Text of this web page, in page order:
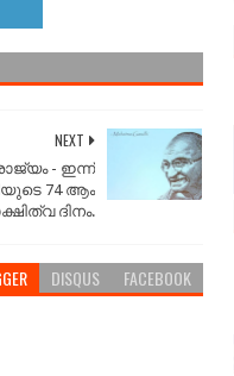
NEXT
- ഇന്ന്
74 ആം
ദിനം.
DISQUS FACEBOOK